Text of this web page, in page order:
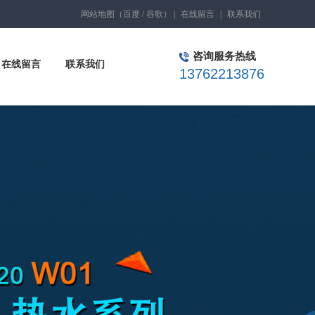
网站地图 （百度 / 谷歌 ） 在线留言 联系我们
在线留言 联系我们
咨询服务热线
13762213876